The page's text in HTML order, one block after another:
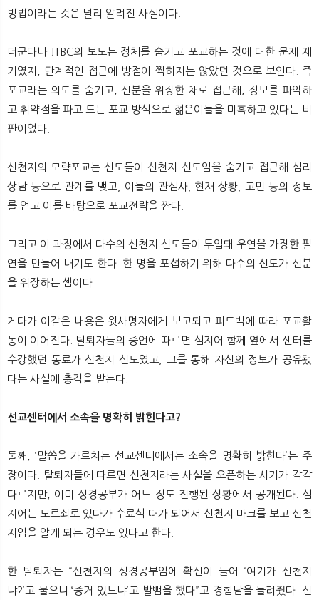
방법이라는 것은 널리 알려진 사실이다.
더군다나 JTBC의 보도는 정체를 숨기고 포교하는 것에 대한 문제 제
기였지, 단계적인 접근에 방점이 찍히지는 않았던 것으로 보인다. 즉
포교라는 의도를 숨기고, 신분을 위장한 채로 접근해, 정보를 파악하
고 취약점을 파고 드는 포교 방식으로 젊은이들을 미혹하고 있다는 비
판이었다.
신천지의 모략포교는 신도들이 신천지 신도임을 숨기고 접근해 심리
상담 등으로 관계를 맺고, 이들의 관심사, 현재 상황, 고민 등의 정보
를 얻고 이를 바탕으로 포교전략을 짠다.
그리고 이 과정에서 다수의 신천지 신도들이 투입돼 우연을 가장한 필
연을 만들어 내기도 한다. 한 명을 포섭하기 위해 다수의 신도가 신분
을 위장하는 셈이다.
게다가 이같은 내용은 윗사명자에게 보고되고 피드백에 따라 포교활
동이 이어진다. 탈퇴자들의 증언에 따르면 심지어 함께 옆에서 센터를
수강했던 동료가 신천지 신도였고, 그를 통해 자신의 정보가 공유됐
다는 사실에 충격을 받는다.
선교센터에서 소속을 명확히 밝힌다고?
둘째, ‘말씀을 가르치는 선교센터에서는 소속을 명확히 밝힌다’는 주
장이다. 탈퇴자들에 따르면 신천지라는 사실을 오픈하는 시기가 각각
다르지만, 이미 성경공부가 어느 정도 진행된 상황에서 공개된다. 심
지어는 모르쇠로 있다가 수료식 때가 되어서 신천지 마크를 보고 신천
지임을 알게 되는 경우도 있다고 한다.
한 탈퇴자는 “신천지의 성경공부임에 확신이 들어 ‘여기가 신천지
냐?’고 물으니 ‘증거 있느냐’고 발뺌을 했다”고 경험담을 들려줬다. 신